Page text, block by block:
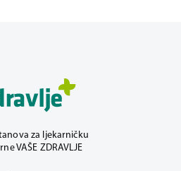
za ljekarničku
VAŠE ZDRAVLJE